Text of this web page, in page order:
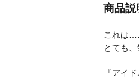
商品説
これは
とても
『アイ